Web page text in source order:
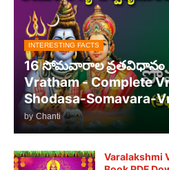
INTERESTING FACTS
16 సోమవారాల వ్రతవిధానం |
Vratham - Complete
Shodasa-Somavara-
by Chanti
Varalakshmi